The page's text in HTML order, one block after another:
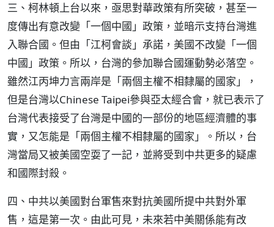
三、柯林頓上台以來，亟思對華政策有所突破，甚至一
度傳出有意改變「一個中國」政策，並暗示支持台灣進
入聯合國。但由「江柯會談」承諾，美國不改變「一個
中國」政策。所以，台灣的參加聯合國運動勢必落空。
雖然江丙坤力言兩岸是「兩個主權不相隸屬的國家」，
但是台灣以Chinese Taipei參與亞太經合會，就已表示了
台灣代表接受了台灣是中國的一部份的地區經濟體的事
實，又怎能是「兩個主權不相隸屬的國家」。所以，台
灣當局又被美國空耍了一記，並將受到中共更多的疑慮
和國際封殺。
四、中共以美國對台軍售來對抗美國所提中共對外軍
售，這是第一次。由此可見，未來若中美關係能有改